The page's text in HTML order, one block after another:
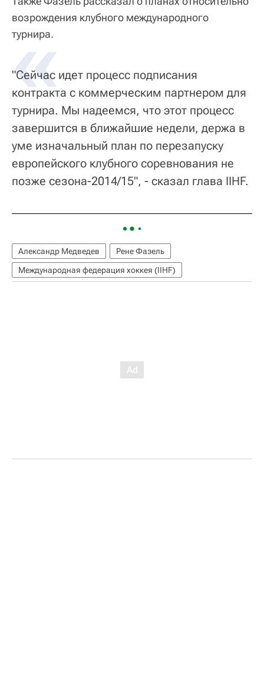
возрождения клубного международного
турнира.
"Сейчас идет процесс подписания
контракта с коммерческим партнером для
турнира. Мы надеемся, что этот процесс
завершится в ближайшие недели, держа в
уме изначальный план по перезапуску
европейского клубного соревнования не
позже сезона-2014/15", - сказал глава IIHF.
Александр Медведев
Рене Фазель
Международная федерация хоккея (IIHF)